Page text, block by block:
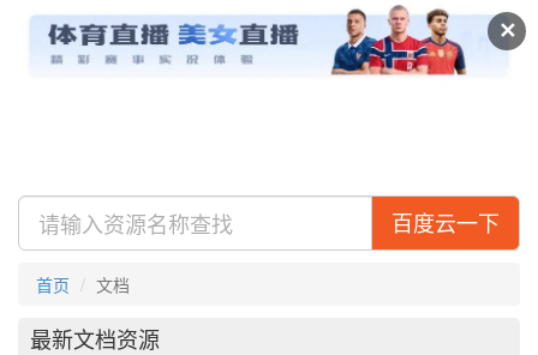
✕
及搜盘 视频 专辑
百度云一下
首页 文档
最新文档资源